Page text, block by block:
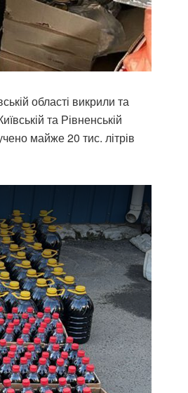
області викрили та
та Рівненській
майже 20 тис. літрів